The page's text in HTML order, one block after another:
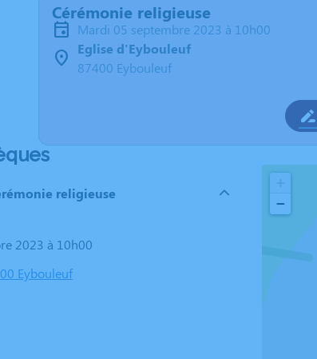
Cérémonie religieuse
mardi 05 septembre 2023 à 10h00
Eglise d'Eybouleuf
87400 Eybouleuf
religieuse
2023 à 10h00
Eybouleuf
−